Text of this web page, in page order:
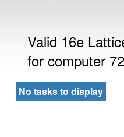
Valid 16e
for computer
No tasks to display